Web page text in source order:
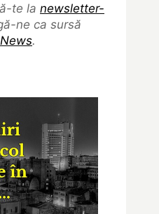
te la newsletter-
ne ca sursă
.